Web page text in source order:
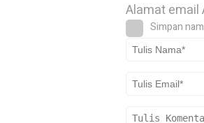
Alamat email
Simpan